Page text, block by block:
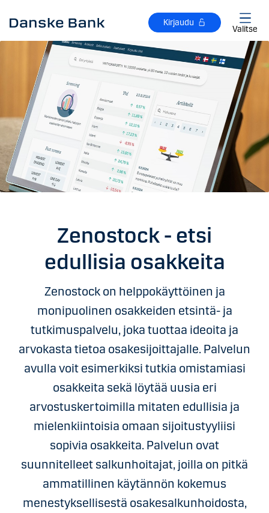
Kirjaudu
Valitse
Zenostock - etsi
edullisia osakkeita
Zenostock on helppokäyttöinen ja
monipuolinen osakkeiden etsintä- ja
tutkimuspalvelu, joka tuottaa ideoita ja
arvokasta tietoa osakesijoittajalle. Palvelun
avulla voit esimerkiksi tutkia omistamiasi
osakkeita sekä löytää uusia eri
arvostuskertoimilla mitaten edullisia ja
mielenkiintoisia omaan sijoitustyyliisi
sopivia osakkeita. Palvelun ovat
suunnitelleet salkunhoitajat, joilla on pitkä
ammatillinen käytännön kokemus
menestyksellisestä osakesalkunhoidosta,